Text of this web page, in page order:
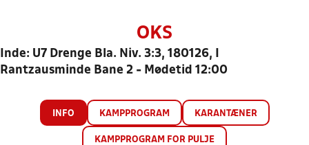
OKS
Inde: U7 Drenge Bla. Niv. 3:3, 180126, I
Rantzausminde Bane 2 - Mødetid 12:00
INFO KAMPPROGRAM KARANTÆNER
KAMPPROGRAM FOR PULJE